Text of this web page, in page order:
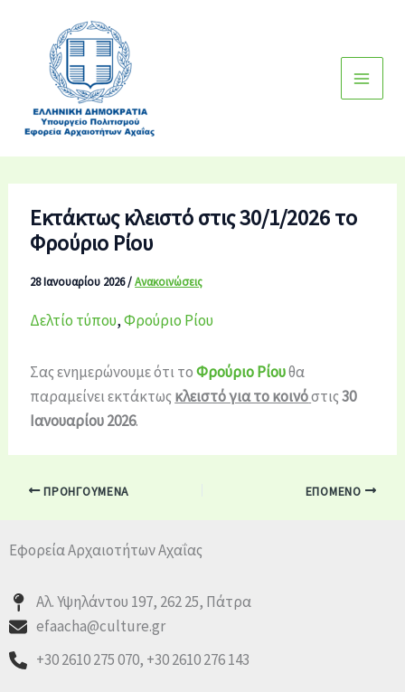
περιεχόμενο
Εκτάκτως κλειστό στις 30/1/2026 το
Φρούριο Ρίου
28 Ιανουαρίου 2026/Ανακοινώσεις
Δελτίο τύπου,Φρούριο Ρίου
Σας ενημερώνουμε ότι τοΦρούριο Ρίουθα
παραμείνει εκτάκτωςκλειστό για το κοινόστις30
Ιανουαρίου 2026.
ΠΡΟΗΓΟΎΜΕΝΑ ΕΠΌΜΕΝΟ
Εφορεία Αρχαιοτήτων Αχαΐας
Αλ. Υψηλάντου 197, 262 25, Πάτρα
efaacha@culture.gr
+30 2610 275 070, +30 2610 276 143